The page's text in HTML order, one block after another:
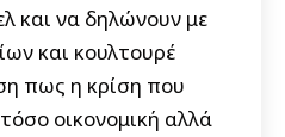
και να δηλώνουν με
και κουλτουρέ
πως η κρίση που
οικονομική αλλά